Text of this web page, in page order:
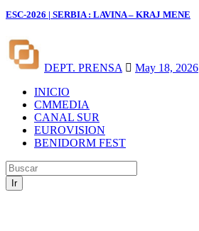
ESC-2026 | SERBIA : LAVINA – KRAJ MENE
DEPT. PRENSA
May 18, 2026
INICIO
CMMEDIA
CANAL SUR
EUROVISION
BENIDORM FEST
Ir